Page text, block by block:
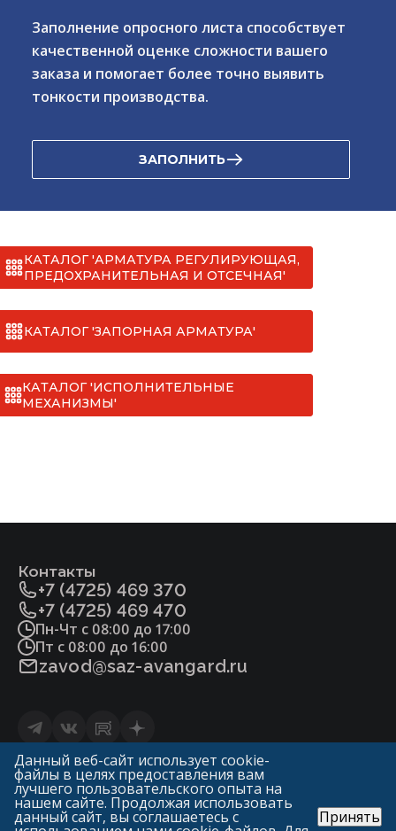
Заполнение опросного листа способствует
качественной оценке сложности вашего
заказа и помогает более точно выявить
тонкости производства.
ЗАПОЛНИТЬ
КАТАЛОГ 'АРМАТУРА РЕГУЛИРУЮЩАЯ,
ПРЕДОХРАНИТЕЛЬНАЯ И ОТСЕЧНАЯ'
КАТАЛОГ 'ЗАПОРНАЯ АРМАТУРА'
КАТАЛОГ 'ИСПОЛНИТЕЛЬНЫЕ
МЕХАНИЗМЫ'
Контакты
+7 (4725) 469 370
+7 (4725) 469 470
Пн-Чт с 08:00 до 17:00
Пт с 08:00 до 16:00
zavod@saz-avangard.ru
© «ГК Авангард»
Статьи
Политика конфиденциальности и обработки
персональных данных
Данный веб-сайт использует cookie-
файлы в целях предоставления вам
лучшего пользовательского опыта на
нашем сайте. Продолжая использовать
данный сайт, вы соглашаетесь с Принять